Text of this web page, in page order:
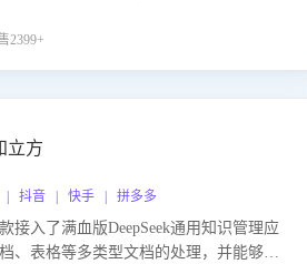
2399+
立方
| 抖音 | 快手 | 拼多多
接入了满血版DeepSeek通用知识管理应
、表格等多类型文档的处理，并能够基